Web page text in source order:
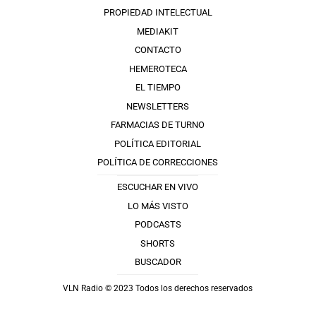
PROPIEDAD INTELECTUAL
MEDIAKIT
CONTACTO
HEMEROTECA
EL TIEMPO
NEWSLETTERS
FARMACIAS DE TURNO
POLÍTICA EDITORIAL
POLÍTICA DE CORRECCIONES
ESCUCHAR EN VIVO
LO MÁS VISTO
PODCASTS
SHORTS
BUSCADOR
VLN Radio © 2023 Todos los derechos reservados